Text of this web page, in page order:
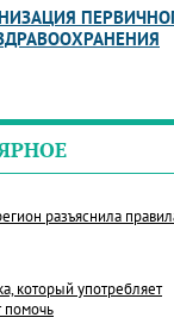
разъяснила
который употребляет
помочь